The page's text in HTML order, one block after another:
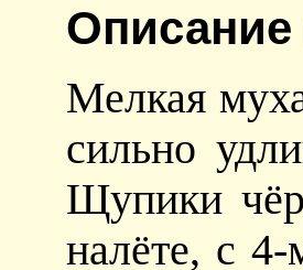
Мелкая
сильно
Щупики
налёте, с